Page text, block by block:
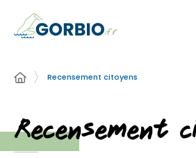
Recensement citoyens
Recensement